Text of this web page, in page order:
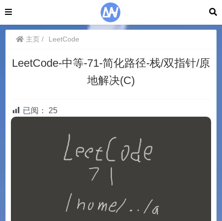
主页 LeetCode
LeetCode-中等-71-简化路径-栈/双指针/原
地解决(C)
已阅： 25